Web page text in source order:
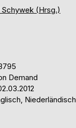
Schywek (Hrsg.)
Demand
Niederländisch